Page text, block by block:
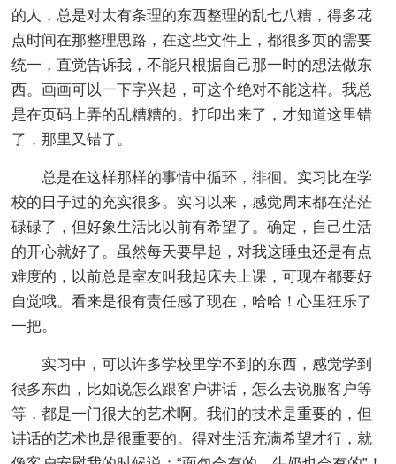
的人，总是对太有条理的东西整理的乱七八糟，得多花
点时间在那整理思路，在这些文件上，都很多页的需要
统一，直觉告诉我，不能只根据自己那一时的想法做东
西。画画可以一下字兴起，可这个绝对不能这样。我总
是在页码上弄的乱糟糟的。打印出来了，才知道这里错
了，那里又错了。
总是在这样那样的事情中循环，徘徊。实习比在学
校的日子过的充实很多。实习以来，感觉周末都在茫茫
碌碌了，但好象生活比以前有希望了。确定，自己生活
的开心就好了。虽然每天要早起，对我这睡虫还是有点
难度的，以前总是室友叫我起床去上课，可现在都要好
自觉哦。看来是很有责任感了现在，哈哈！心里狂乐了
一把。
实习中，可以许多学校里学不到的东西，感觉学到
很多东西，比如说怎么跟客户讲话，怎么去说服客户等
等，都是一门很大的艺术啊。我们的技术是重要的，但
讲话的艺术也是很重要的。得对生活充满希望才行，就